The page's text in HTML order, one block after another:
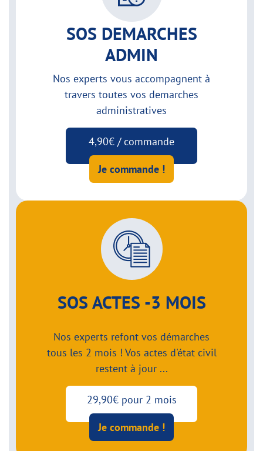
SOS DEMARCHES
ADMIN
Nos experts vous accompagnent à
travers toutes vos demarches
administratives
4,90€ / commande
Je commande !
SOS ACTES -3 MOIS
Nos experts refont vos démarches
tous les 2 mois ! Vos actes d'état civil
restent à jour ...
29,90€ pour 2 mois
Je commande !